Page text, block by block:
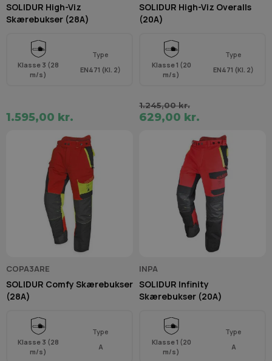
SOLIDUR High-Viz
Skærebukser (28A)
Klasse 3 (28
m/s)
Type
EN471 (Kl. 2)
1.595,00 kr.
SOLIDUR High-Viz Overalls
(20A)
Klasse 1 (20
m/s)
Type
EN471 (Kl. 2)
1.245,00 kr.
629,00 kr.
COPA3ARE
SOLIDUR Comfy Skærebukser
(28A)
Klasse 3 (28
m/s)
Type
A
INPA
SOLIDUR Infinity
Skærebukser (20A)
Klasse 1 (20
m/s)
Type
A